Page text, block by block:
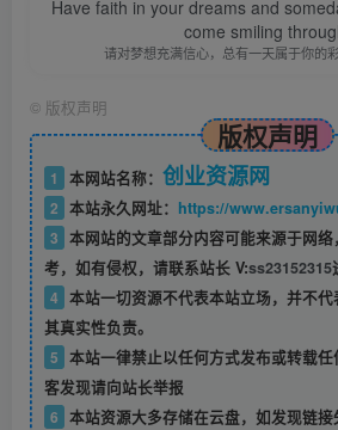
Have faith in your dreams and
come smiling
请对梦想充满信心，总有一天属于你的
© 版权声明
版权声明
1 本网站名称： 创业资源网
2 本站永久网址： https://
3 本网站的文章部分内容可能来源于网
考，如有侵权，请联系站长 V:ss23152315
4 本站一切资源不代表本站立场，并不
其真实性负责。
5 本站一律禁止以任何方式发布或转载
客发现请向站长举报
6 本站资源大多存储在云盘，如发现链